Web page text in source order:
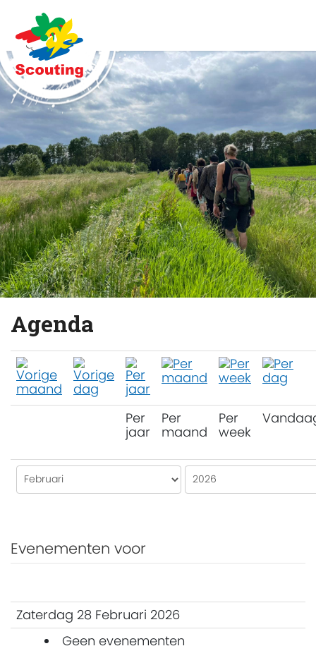
Agenda
Per
jaar
Per
maand
Per
week
Evenementen voor
Zaterdag 28 Februari 2026
Geen evenementen